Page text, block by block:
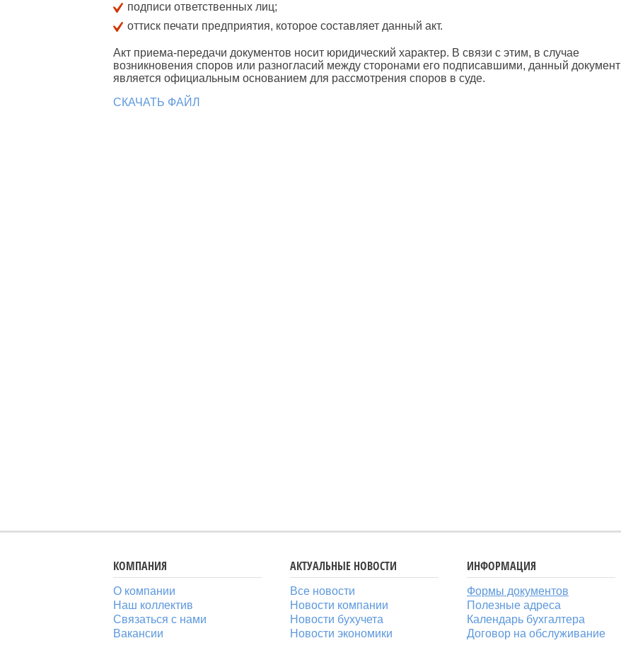
подписи ответственных лиц;
оттиск печати предприятия, которое составляет данный акт.
Акт приема-передачи документов носит юридический характер. В связи с этим, в случае
возникновения споров или разногласий между сторонами его подписавшими, данный документ
является официальным основанием для рассмотрения споров в суде.
СКАЧАТЬ ФАЙЛ
КОМПАНИЯ
О компании
Наш коллектив
Связаться с нами
Вакансии
АКТУАЛЬНЫЕ НОВОСТИ
Все новости
Новости компании
Новости бухучета
Новости экономики
ИНФОРМАЦИЯ
Формы документов
Полезные адреса
Календарь бухгалтера
Договор на обслуживание